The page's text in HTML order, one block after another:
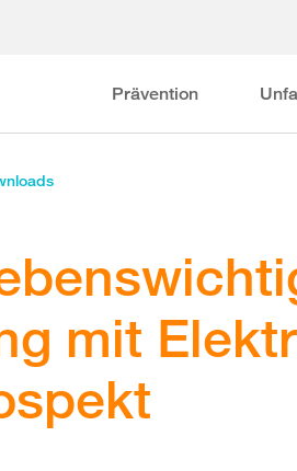
Prävention
mit